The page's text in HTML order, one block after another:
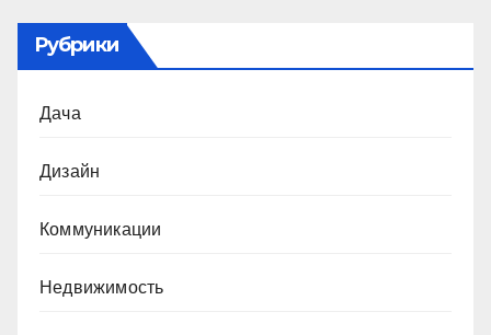
Рубрики
Дача
Дизайн
Коммуникации
Недвижимость